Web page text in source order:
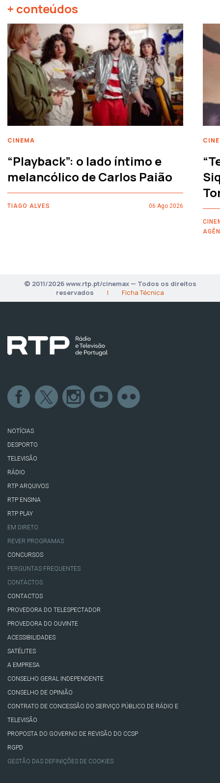
+ conteúdos
CINEMA
“Playback”: o lado íntimo e
melancólico de Carlos Paião
TIAGO ALVES 06 Ago 2026
© 2011/2026 www.rtp.pt/cinemax — Todos os direitos
reservados
| Ficha Técnica
NOTÍCIAS
DESPORTO
TELEVISÃO
RÁDIO
RTP ARQUIVOS
RTP ENSINA
RTP PLAY
EM DIRETO
REVER PROGRAMAS
CONCURSOS
PERGUNTAS FREQUENTES
CONTACTOS
CONTACTOS
PROVEDORA DO TELESPECTADOR
PROVEDORA DO OUVINTE
ACESSIBILIDADES
SATÉLITES
A EMPRESA
CONSELHO GERAL INDEPENDENTE
CONSELHO DE OPINIÃO
CONTRATO DE CONCESSÃO DO SERVIÇO PÚBLICO DE RÁDIO E
TELEVISÃO
PROPOSTA DO GOVERNO DE REVISÃO DO CCSP
RGPD
GESTÃO DAS DEFINIÇÕES DE COOKIES